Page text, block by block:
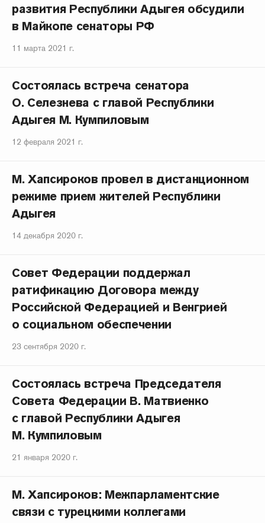
развития Республики Адыгея обсудили
в Майкопе сенаторы РФ
11 марта 2021 г.
Состоялась встреча сенатора
О. Селезнева с главой Республики
Адыгея М. Кумпиловым
12 февраля 2021 г.
М. Хапсироков провел в дистанционном
режиме прием жителей Республики
Адыгея
14 декабря 2020 г.
Совет Федерации поддержал
ратификацию Договора между
Российской Федерацией и Венгрией
о социальном обеспечении
23 сентября 2020 г.
Состоялась встреча Председателя
Совета Федерации В. Матвиенко
с главой Республики Адыгея
М. Кумпиловым
21 января 2020 г.
М. Хапсироков: Межпарламентские
связи с турецкими коллегами